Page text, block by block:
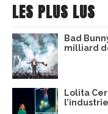
LES PLUS LUS
Bad
milliard
Lolita